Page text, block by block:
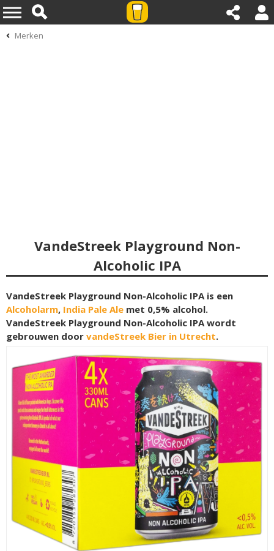
Merken
VandeStreek Playground Non-
Alcoholic IPA
VandeStreek Playground Non-Alcoholic IPA is een
Alcoholarm, India Pale Ale met 0,5% alcohol.
VandeStreek Playground Non-Alcoholic IPA wordt
gebrouwen door vandeStreek Bier in Utrecht.